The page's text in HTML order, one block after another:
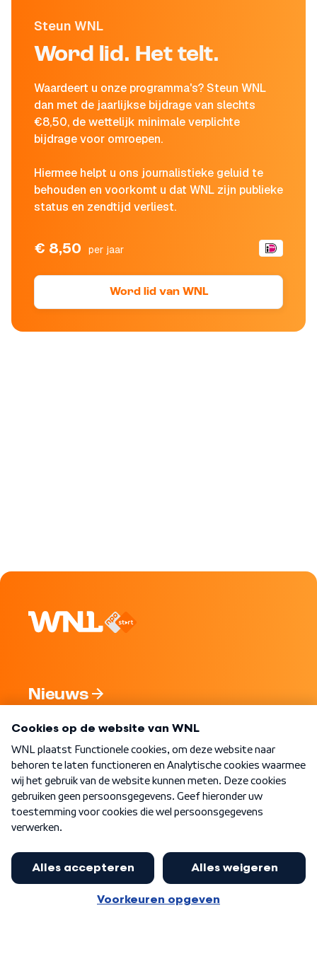
Steun WNL
Word lid. Het telt.
Waardeert u onze programma's? Steun WNL
dan met de jaarlijkse bijdrage van slechts
€8,50, de wettelijk minimale verplichte
bijdrage voor omroepen.
Hiermee helpt u ons journalistieke geluid te
behouden en voorkomt u dat WNL zijn publieke
status en zendtijd verliest.
€ 8,50 per jaar
Word lid van WNL
Nieuws
Nieuwsbrief
Word Lid